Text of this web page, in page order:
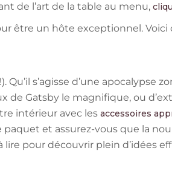
de l’art de la table au menu,
être un hôte exceptionnel.
s’agisse d’une apocalypse
de Gatsby le magnifique, ou
intérieur avec les accessoires
paquet et assurez-vous que la
pour découvrir plein d’idées